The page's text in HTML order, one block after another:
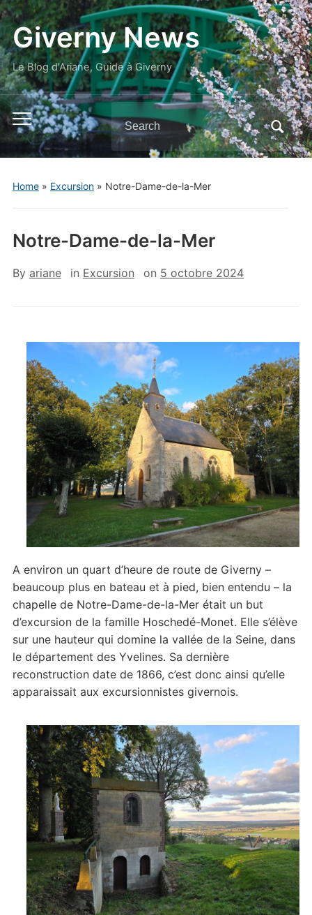
Giverny News
Le Blog d'Ariane, Guide à Giverny
Toggle
mobile
menu
Search
for:
Home» Excursion» Notre-Dame-de-la-Mer
Notre-Dame-de-la-Mer
By ariane in Excursion on 5 octobre 2024
A environ un quart d’heure de route de Giverny –
beaucoup plus en bateau et à pied, bien entendu – la
chapelle de Notre-Dame-de-la-Mer était un but
d’excursion de la famille Hoschedé-Monet. Elle s’élève
sur une hauteur qui domine la vallée de la Seine, dans
le département des Yvelines. Sa dernière
reconstruction date de 1866, c’est donc ainsi qu’elle
apparaissait aux excursionnistes givernois.